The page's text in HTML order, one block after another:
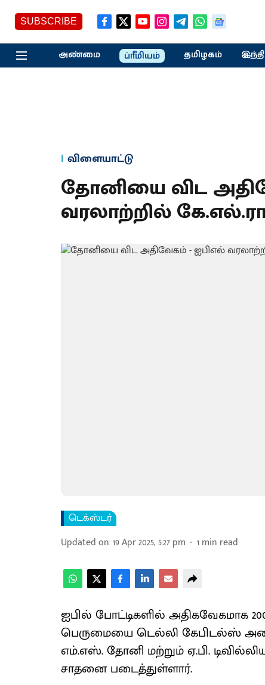
SUBSCRIBE
அண்மை ப்ரீமியம் தமிழகம்
விளையாட்டு
தோனியை விட
வரலாற்றில்
டெக்ஸ்டர்
Updated on:19 Apr 2025, 5:27 pm 1min read
ஐபில் போட்டிகளில் அதிகவேகமாக
பெருமையை டெல்லி கேபிடல்ஸ்
எம்.எஸ். தோனி மற்றும் ஏ.பி.
சாதனை படைத்துள்ளார்.